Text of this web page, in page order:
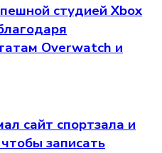
студией Xbox
Overwatch и
сайт спортзала и
записать